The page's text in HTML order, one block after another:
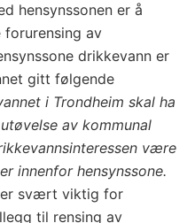
hensynssonen er å
forurensing av
drikkevann er
gitt følgende
i Trondheim skal ha
av kommunal
være
innenfor hensynssone.
er svært viktig for
til rensing av